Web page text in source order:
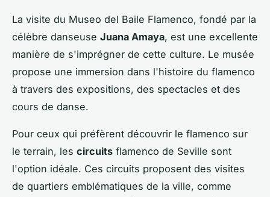
La visite du Museo del Baile Flamenco, fondé par la
célèbre danseuse Juana Amaya, est une excellente
manière de s'imprégner de cette culture. Le musée
propose une immersion dans l'histoire du flamenco
à travers des expositions, des spectacles et des
cours de danse.
Pour ceux qui préfèrent découvrir le flamenco sur
le terrain, les circuits flamenco de Seville sont
l'option idéale. Ces circuits proposent des visites
de quartiers emblématiques de la ville, comme